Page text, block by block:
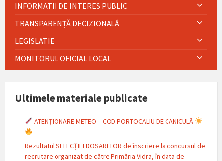
INFORMATII DE INTERES PUBLIC
TRANSPARENȚĂ DECIZIONALĂ
LEGISLATIE
MONITORUL OFICIAL LOCAL
Ultimele materiale publicate
ATENȚIONARE METEO – COD PORTOCALIU DE CANICULĂ
Rezultatul SELECȚIEI DOSARELOR de înscriere la concursul de
recrutare organizat de către Primăria Vidra, în data de